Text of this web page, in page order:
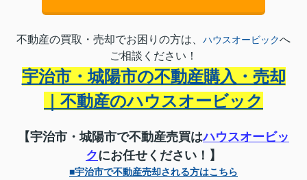
不動産の買取・売却でお困りの方は、 ハウスオービックへ
ご相談ください！
宇治市・城陽市の不動産購入・売却
｜不動産のハウスオービック
【宇治市・城陽市で不動産売買はハウスオービッ
クにお任せください！】
■宇治市で不動産売却される方はこちら